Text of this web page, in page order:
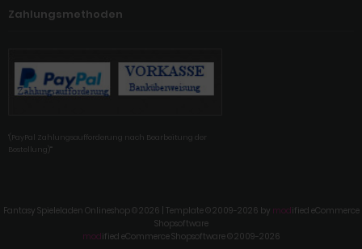
Zahlungsmethoden
'(PayPal Zahlungsaufforderung nach Bearbeitung der
Bestellung)'"
Fantasy Spieleladen Onlineshop © 2026 | Template © 2009-2026 by modified eCommerce
Shopsoftware
modified eCommerce Shopsoftware © 2009-2026